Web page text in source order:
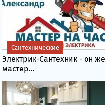
Электрик-Сантехник - он же
мастер...
Сантехнические